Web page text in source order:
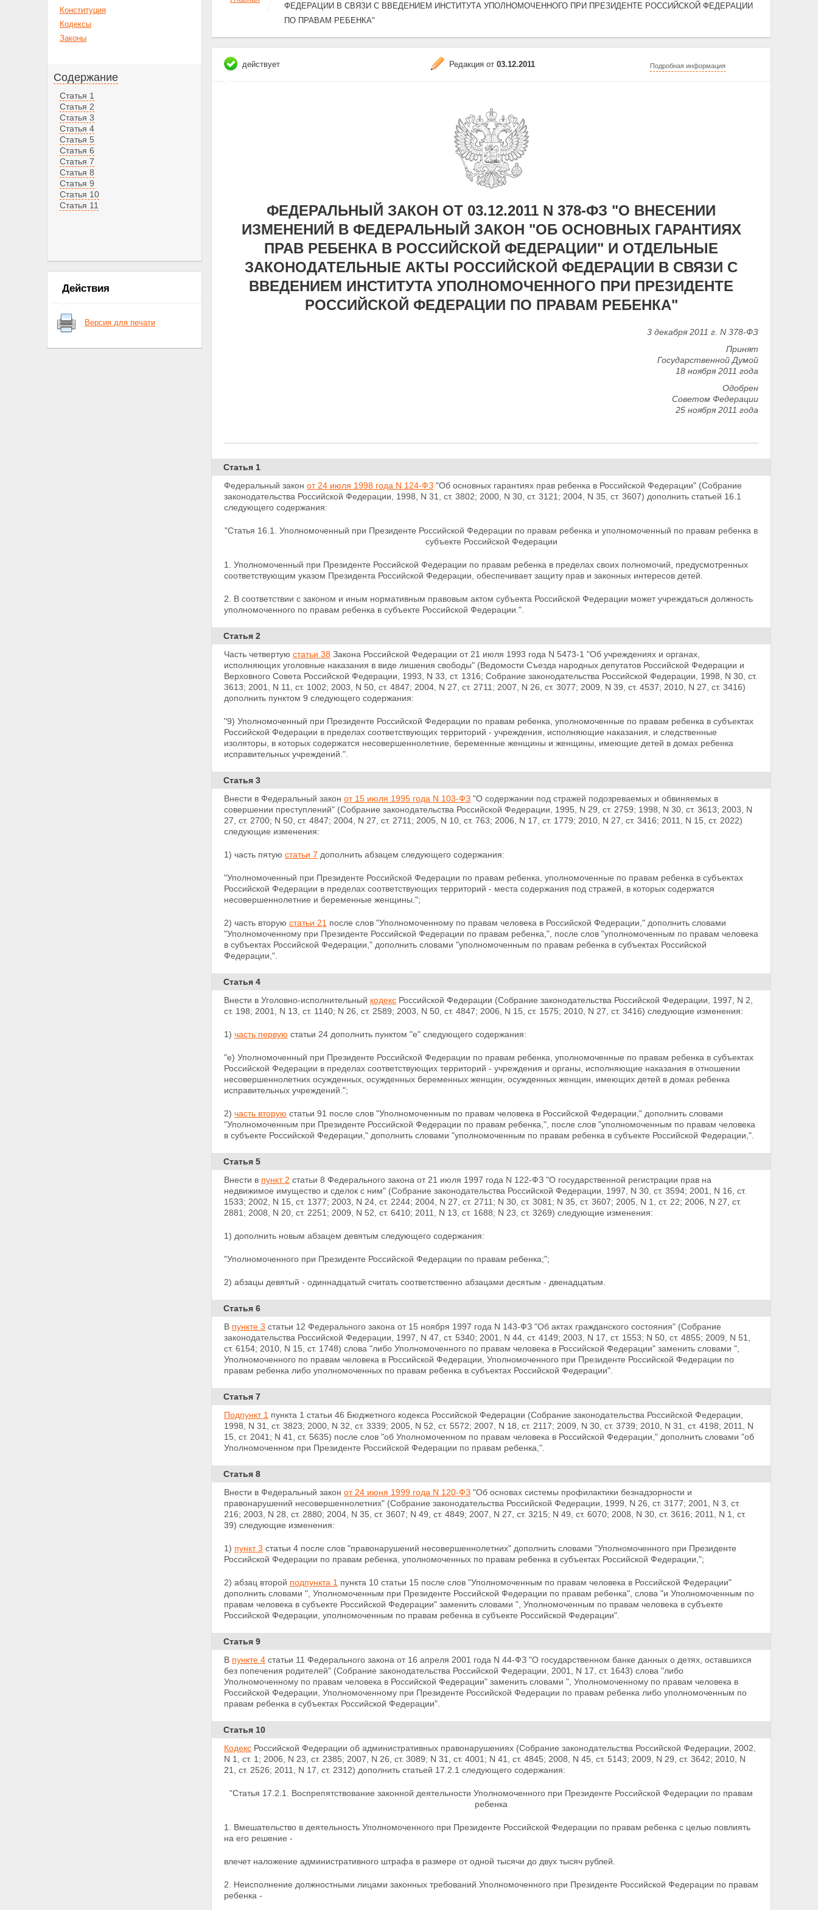
Конституция
Кодексы
Законы
Содержание
Статья 1
Статья 2
Статья 3
Статья 4
Статья 5
Статья 6
Статья 7
Статья 8
Статья 9
Статья 10
Статья 11
Действия
Версия для печати
ФЕДЕРАЦИИ В СВЯЗИ С ВВЕДЕНИЕМ ИНСТИТУТА УПОЛНОМОЧЕННОГО ПРИ ПРЕЗИДЕНТЕ РОССИЙСКОЙ ФЕДЕРАЦИИ
ПО ПРАВАМ РЕБЕНКА"
действует Редакция от 03.12.2011 Подробная информация
ФЕДЕРАЛЬНЫЙ ЗАКОН ОТ 03.12.2011 N 378-ФЗ "О ВНЕСЕНИИ
ИЗМЕНЕНИЙ В ФЕДЕРАЛЬНЫЙ ЗАКОН "ОБ ОСНОВНЫХ ГАРАНТИЯХ
ПРАВ РЕБЕНКА В РОССИЙСКОЙ ФЕДЕРАЦИИ" И ОТДЕЛЬНЫЕ
ЗАКОНОДАТЕЛЬНЫЕ АКТЫ РОССИЙСКОЙ ФЕДЕРАЦИИ В СВЯЗИ С
ВВЕДЕНИЕМ ИНСТИТУТА УПОЛНОМОЧЕННОГО ПРИ ПРЕЗИДЕНТЕ
РОССИЙСКОЙ ФЕДЕРАЦИИ ПО ПРАВАМ РЕБЕНКА"
3 декабря 2011 г. N 378-ФЗ
Принят
Государственной Думой
18 ноября 2011 года
Одобрен
Советом Федерации
25 ноября 2011 года
Статья 1
Федеральный закон от 24 июля 1998 года N 124-ФЗ "Об основных гарантиях прав ребенка в Российской Федерации" (Собрание
законодательства Российской Федерации, 1998, N 31, ст. 3802; 2000, N 30, ст. 3121; 2004, N 35, ст. 3607) дополнить статьей 16.1
следующего содержания:
"Статья 16.1. Уполномоченный при Президенте Российской Федерации по правам ребенка и уполномоченный по правам ребенка в
субъекте Российской Федерации
1. Уполномоченный при Президенте Российской Федерации по правам ребенка в пределах своих полномочий, предусмотренных
соответствующим указом Президента Российской Федерации, обеспечивает защиту прав и законных интересов детей.
2. В соответствии с законом и иным нормативным правовым актом субъекта Российской Федерации может учреждаться должность
уполномоченного по правам ребенка в субъекте Российской Федерации.".
Статья 2
Часть четвертую статьи 38 Закона Российской Федерации от 21 июля 1993 года N 5473-1 "Об учреждениях и органах,
исполняющих уголовные наказания в виде лишения свободы" (Ведомости Съезда народных депутатов Российской Федерации и
Верховного Совета Российской Федерации, 1993, N 33, ст. 1316; Собрание законодательства Российской Федерации, 1998, N 30, ст.
3613; 2001, N 11, ст. 1002; 2003, N 50, ст. 4847; 2004, N 27, ст. 2711; 2007, N 26, ст. 3077; 2009, N 39, ст. 4537; 2010, N 27, ст. 3416)
дополнить пунктом 9 следующего содержания:
"9) Уполномоченный при Президенте Российской Федерации по правам ребенка, уполномоченные по правам ребенка в субъектах
Российской Федерации в пределах соответствующих территорий - учреждения, исполняющие наказания, и следственные
изоляторы, в которых содержатся несовершеннолетние, беременные женщины и женщины, имеющие детей в домах ребенка
исправительных учреждений.".
Статья 3
Внести в Федеральный закон от 15 июля 1995 года N 103-ФЗ "О содержании под стражей подозреваемых и обвиняемых в
совершении преступлений" (Собрание законодательства Российской Федерации, 1995, N 29, ст. 2759; 1998, N 30, ст. 3613; 2003, N
27, ст. 2700; N 50, ст. 4847; 2004, N 27, ст. 2711; 2005, N 10, ст. 763; 2006, N 17, ст. 1779; 2010, N 27, ст. 3416; 2011, N 15, ст. 2022)
следующие изменения:
1) часть пятую статьи 7 дополнить абзацем следующего содержания:
"Уполномоченный при Президенте Российской Федерации по правам ребенка, уполномоченные по правам ребенка в субъектах
Российской Федерации в пределах соответствующих территорий - места содержания под стражей, в которых содержатся
несовершеннолетние и беременные женщины.";
2) часть вторую статьи 21 после слов "Уполномоченному по правам человека в Российской Федерации," дополнить словами
"Уполномоченному при Президенте Российской Федерации по правам ребенка,", после слов "уполномоченным по правам человека
в субъектах Российской Федерации," дополнить словами "уполномоченным по правам ребенка в субъектах Российской
Федерации,".
Статья 4
Внести в Уголовно-исполнительный кодекс Российской Федерации (Собрание законодательства Российской Федерации, 1997, N 2,
ст. 198; 2001, N 13, ст. 1140; N 26, ст. 2589; 2003, N 50, ст. 4847; 2006, N 15, ст. 1575; 2010, N 27, ст. 3416) следующие изменения:
1) часть первую статьи 24 дополнить пунктом "е" следующего содержания:
"е) Уполномоченный при Президенте Российской Федерации по правам ребенка, уполномоченные по правам ребенка в субъектах
Российской Федерации в пределах соответствующих территорий - учреждения и органы, исполняющие наказания в отношении
несовершеннолетних осужденных, осужденных беременных женщин, осужденных женщин, имеющих детей в домах ребенка
исправительных учреждений.";
2) часть вторую статьи 91 после слов "Уполномоченным по правам человека в Российской Федерации," дополнить словами
"Уполномоченным при Президенте Российской Федерации по правам ребенка,", после слов "уполномоченным по правам человека
в субъекте Российской Федерации," дополнить словами "уполномоченным по правам ребенка в субъекте Российской Федерации,".
Статья 5
Внести в пункт 2 статьи 8 Федерального закона от 21 июля 1997 года N 122-ФЗ "О государственной регистрации прав на
недвижимое имущество и сделок с ним" (Собрание законодательства Российской Федерации, 1997, N 30, ст. 3594; 2001, N 16, ст.
1533; 2002, N 15, ст. 1377; 2003, N 24, ст. 2244; 2004, N 27, ст. 2711; N 30, ст. 3081; N 35, ст. 3607; 2005, N 1, ст. 22; 2006, N 27, ст.
2881; 2008, N 20, ст. 2251; 2009, N 52, ст. 6410; 2011, N 13, ст. 1688; N 23, ст. 3269) следующие изменения:
1) дополнить новым абзацем девятым следующего содержания:
"Уполномоченного при Президенте Российской Федерации по правам ребенка;";
2) абзацы девятый - одиннадцатый считать соответственно абзацами десятым - двенадцатым.
Статья 6
В пункте 3 статьи 12 Федерального закона от 15 ноября 1997 года N 143-ФЗ "Об актах гражданского состояния" (Собрание
законодательства Российской Федерации, 1997, N 47, ст. 5340; 2001, N 44, ст. 4149; 2003, N 17, ст. 1553; N 50, ст. 4855; 2009, N 51,
ст. 6154; 2010, N 15, ст. 1748) слова "либо Уполномоченного по правам человека в Российской Федерации" заменить словами ",
Уполномоченного по правам человека в Российской Федерации, Уполномоченного при Президенте Российской Федерации по
правам ребенка либо уполномоченных по правам ребенка в субъектах Российской Федерации".
Статья 7
Подпункт 1 пункта 1 статьи 46 Бюджетного кодекса Российской Федерации (Собрание законодательства Российской Федерации,
1998, N 31, ст. 3823; 2000, N 32, ст. 3339; 2005, N 52, ст. 5572; 2007, N 18, ст. 2117; 2009, N 30, ст. 3739; 2010, N 31, ст. 4198; 2011, N
15, ст. 2041; N 41, ст. 5635) после слов "об Уполномоченном по правам человека в Российской Федерации," дополнить словами "об
Уполномоченном при Президенте Российской Федерации по правам ребенка,".
Статья 8
Внести в Федеральный закон от 24 июня 1999 года N 120-ФЗ "Об основах системы профилактики безнадзорности и
правонарушений несовершеннолетних" (Собрание законодательства Российской Федерации, 1999, N 26, ст. 3177; 2001, N 3, ст.
216; 2003, N 28, ст. 2880; 2004, N 35, ст. 3607; N 49, ст. 4849; 2007, N 27, ст. 3215; N 49, ст. 6070; 2008, N 30, ст. 3616; 2011, N 1, ст.
39) следующие изменения:
1) пункт 3 статьи 4 после слов "правонарушений несовершеннолетних" дополнить словами "Уполномоченного при Президенте
Российской Федерации по правам ребенка, уполномоченных по правам ребенка в субъектах Российской Федерации,";
2) абзац второй подпункта 1 пункта 10 статьи 15 после слов "Уполномоченным по правам человека в Российской Федерации"
дополнить словами ", Уполномоченным при Президенте Российской Федерации по правам ребенка", слова "и Уполномоченным по
правам человека в субъекте Российской Федерации" заменить словами ", Уполномоченным по правам человека в субъекте
Российской Федерации, уполномоченным по правам ребенка в субъекте Российской Федерации".
Статья 9
В пункте 4 статьи 11 Федерального закона от 16 апреля 2001 года N 44-ФЗ "О государственном банке данных о детях, оставшихся
без попечения родителей" (Собрание законодательства Российской Федерации, 2001, N 17, ст. 1643) слова "либо
Уполномоченному по правам человека в Российской Федерации" заменить словами ", Уполномоченному по правам человека в
Российской Федерации, Уполномоченному при Президенте Российской Федерации по правам ребенка либо уполномоченным по
правам ребенка в субъектах Российской Федерации".
Статья 10
Кодекс Российской Федерации об административных правонарушениях (Собрание законодательства Российской Федерации, 2002,
N 1, ст. 1; 2006, N 23, ст. 2385; 2007, N 26, ст. 3089; N 31, ст. 4001; N 41, ст. 4845; 2008, N 45, ст. 5143; 2009, N 29, ст. 3642; 2010, N
21, ст. 2526; 2011, N 17, ст. 2312) дополнить статьей 17.2.1 следующего содержания:
"Статья 17.2.1. Воспрепятствование законной деятельности Уполномоченного при Президенте Российской Федерации по правам
ребенка
1. Вмешательство в деятельность Уполномоченного при Президенте Российской Федерации по правам ребенка с целью повлиять
на его решение -
влечет наложение административного штрафа в размере от одной тысячи до двух тысяч рублей.
2. Неисполнение должностными лицами законных требований Уполномоченного при Президенте Российской Федерации по правам
ребенка -